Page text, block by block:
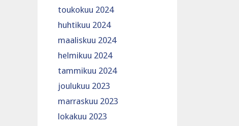
toukokuu 2024
huhtikuu 2024
maaliskuu 2024
helmikuu 2024
tammikuu 2024
joulukuu 2023
marraskuu 2023
lokakuu 2023